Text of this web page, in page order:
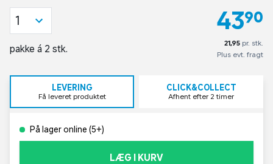
43,90
21,95 pr. stk.
Plus evt. fragt
1
pakke á 2 stk.
LEVERING
Få leveret produktet
CLICK&COLLECT
Afhent efter 2 timer
På lager online (5+)
LÆG I KURV